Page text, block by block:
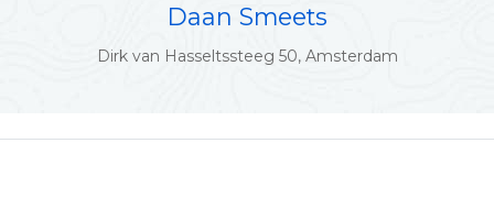
Daan Smeets
Dirk van Hasseltssteeg 50, Amsterdam